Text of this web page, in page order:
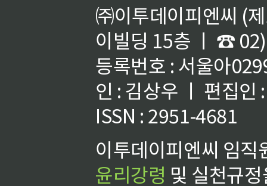
㈜이투데이피엔씨 (
이빌딩 15층 ㅣ ☎
등록번호 : 서울아
인 : 김상우 ㅣ 편집인
ISSN : 2951-4681
이투데이피엔씨 임
윤리강령 및 실천규